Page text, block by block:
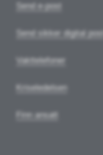
Send e-post
Send sikker digital post
Vakttelefoner
Kriseledelsen
Finn ansatt